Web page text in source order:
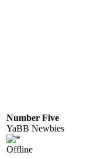
Number Five
YaBB Newbies
Offline